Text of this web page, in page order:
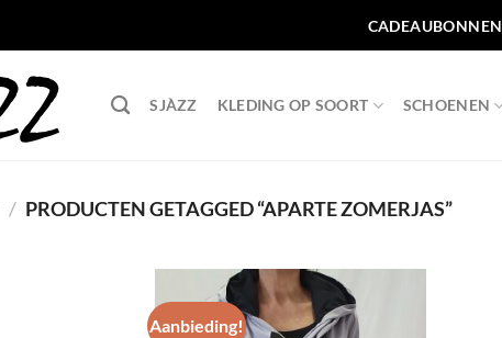
CADEAUBONNEN
SJÀZZ KLEDING OP SOORT SCHOENEN
/ PRODUCTEN GETAGGED “APARTE ZOMERJAS”
Aanbieding!
Toevoegen